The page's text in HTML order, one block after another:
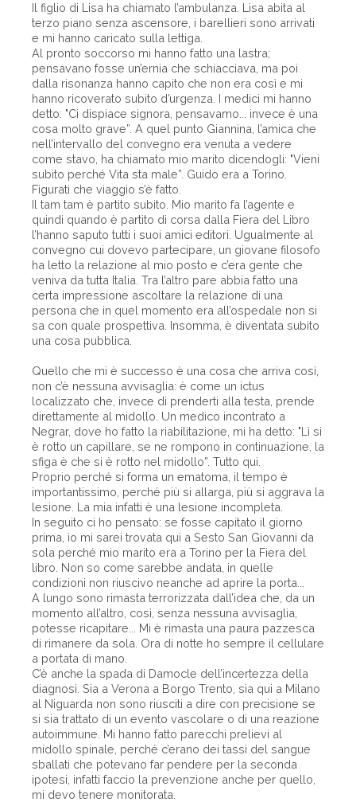
Il figlio di Lisa ha chiamato l’ambulanza. Lisa abita al
terzo piano senza ascensore, i barellieri sono arrivati
e mi hanno caricato sulla lettiga.
Al pronto soccorso mi hanno fatto una lastra;
pensavano fosse un’ernia che schiacciava, ma poi
dalla risonanza hanno capito che non era così e mi
hanno ricoverato subito d’urgenza. I medici mi hanno
detto: "Ci dispiace signora, pensavamo... invece è una
cosa molto grave”. A quel punto Giannina, l’amica che
nell’intervallo del convegno era venuta a vedere
come stavo, ha chiamato mio marito dicendogli: "Vieni
subito perché Vita sta male”. Guido era a Torino.
Figurati che viaggio s’è fatto.
Il tam tam è partito subito. Mio marito fa l’agente e
quindi quando è partito di corsa dalla Fiera del Libro
l’hanno saputo tutti i suoi amici editori. Ugualmente al
convegno cui dovevo partecipare, un giovane filosofo
ha letto la relazione al mio posto e c’era gente che
veniva da tutta Italia. Tra l’altro pare abbia fatto una
certa impressione ascoltare la relazione di una
persona che in quel momento era all’ospedale non si
sa con quale prospettiva. Insomma, è diventata subito
una cosa pubblica.
Quello che mi è successo è una cosa che arriva così,
non c’è nessuna avvisaglia: è come un ictus
localizzato che, invece di prenderti alla testa, prende
direttamente al midollo. Un medico incontrato a
Negrar, dove ho fatto la riabilitazione, mi ha detto: "Lì si
è rotto un capillare, se ne rompono in continuazione, la
sfiga è che si è rotto nel midollo”. Tutto qui.
Proprio perché si forma un ematoma, il tempo è
importantissimo, perché più si allarga, più si aggrava la
lesione. La mia infatti è una lesione incompleta.
In seguito ci ho pensato: se fosse capitato il giorno
prima, io mi sarei trovata qui a Sesto San Giovanni da
sola perché mio marito era a Torino per la Fiera del
libro. Non so come sarebbe andata, in quelle
condizioni non riuscivo neanche ad aprire la porta...
A lungo sono rimasta terrorizzata dall’idea che, da un
momento all’altro, così, senza nessuna avvisaglia,
potesse ricapitare... Mi è rimasta una paura pazzesca
di rimanere da sola. Ora di notte ho sempre il cellulare
a portata di mano.
C’è anche la spada di Damocle dell’incertezza della
diagnosi. Sia a Verona a Borgo Trento, sia qui a Milano
al Niguarda non sono riusciti a dire con precisione se
si sia trattato di un evento vascolare o di una reazione
autoimmune. Mi hanno fatto parecchi prelievi al
midollo spinale, perché c’erano dei tassi del sangue
sballati che potevano far pendere per la seconda
ipotesi, infatti faccio la prevenzione anche per quello,
mi devo tenere monitorata.